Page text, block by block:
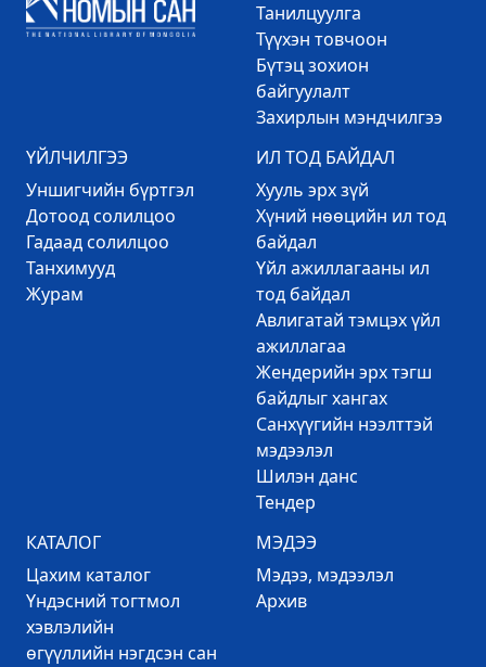
Танилцуулга
Түүхэн товчоон
Бүтэц зохион
байгуулалт
Захирлын мэндчилгээ
ҮЙЛЧИЛГЭЭ
Уншигчийн бүртгэл
Дотоод солилцоо
Гадаад солилцоо
Танхимууд
Журам
ИЛ ТОД БАЙДАЛ
Хууль эрх зүй
Хүний нөөцийн ил тод
байдал
Үйл ажиллагааны ил
тод байдал
Авлигатай тэмцэх үйл
ажиллагаа
Жендерийн эрх тэгш
байдлыг хангах
Санхүүгийн нээлттэй
мэдээлэл
Шилэн данс
Тендер
КАТАЛОГ
Цахим каталог
Үндэсний тогтмол
хэвлэлийн
өгүүллийн нэгдсэн сан
МЭДЭЭ
Mэдээ, мэдээлэл
Архив